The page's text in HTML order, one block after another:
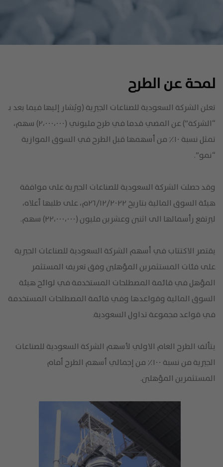
لمحة عن الطرح
تعلن الشركة السعودية للصناعات الجيرية (ويُشار إليها فيما بعد بـ
“الشركة”) عن المضي قدما في طرح مليوني (٢،٠٠٠،٠٠٠) سهم،
تمثل نسبة ١٠٪ من أسهمها قبل الطرح في السوق الموازية
“نمو”.
وقد حصلت الشركة السعودية للصناعات الجيرية على موافقة
هيئة السوق المالية بتاريخ ٢٦/١٢/٢٠٢٢م، على طلبها أعلاه،
ليرتفع رأسمالها الى اثنين وعشرين مليون (٢٢،٠٠٠،٠٠٠) سهم.
يقتصر الاكتتاب في أسهم الشركة السعودية للصناعات الجيرية
على فئات المستثمرين المؤهلين وفق تعريف المستثمر
المؤهل في قائمة المصطلحات المستخدمة في لوائح هيئة
السوق المالية وقواعدها وفي قائمة المصطلحات المستخدمة
في قواعد مجموعة تداول السعوديةـ
يتألف الطرح العام الاولي لأسهم الشركة السعودية للصناعات
الجيرية من نسبة ١٠٠٪ من إجمالي أسهم الطرح أمام
المستثمرين المؤهلين.